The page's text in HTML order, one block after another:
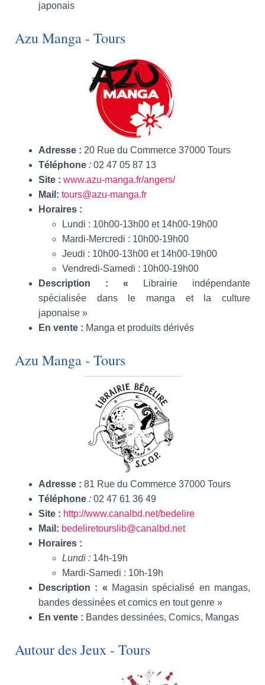
japonais
Azu Manga - Tours
Adresse : 20 Rue du Commerce 37000 Tours
Téléphone : 02 47 05 87 13
Site : www.azu-manga.fr/angers/
Mail : tours@azu-manga.fr
Horaires :
Lundi : 10h00-13h00 et 14h00-19h00
Mardi-Mercredi : 10h00-19h00
Jeudi : 10h00-13h00 et 14h00-19h00
Vendredi-Samedi : 10h00-19h00
Description : «
Librairie indépendante
spécialisée dans le manga et la culture
japonaise »
En vente : Manga et produits dérivés
Azu Manga - Tours
Adresse : 81 Rue du Commerce 37000 Tours
Téléphone : 02 47 61 36 49
Site : http://www.canalbd.net/bedelire
Mail : bedeliretourslib@canalbd.net
Horaires :
Lundi : 14h-19h
Mardi-Samedi : 10h-19h
Description : « Magasin spécialisé en mangas,
bandes dessinées et comics en tout genre »
En vente : Bandes dessinées, Comics, Mangas
Autour des Jeux - Tours